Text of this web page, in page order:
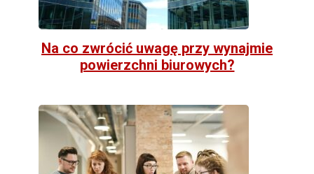
Na co zwrócić uwagę przy wynajmie
powierzchni biurowych?